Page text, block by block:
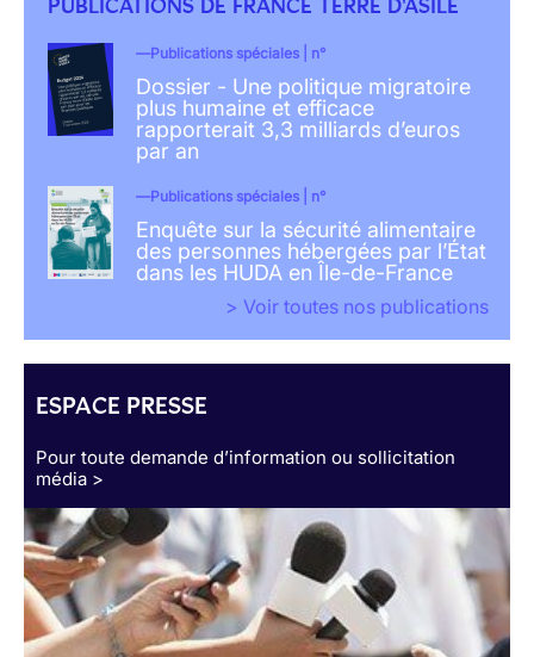
PUBLICATIONS DE FRANCE TERRE D'ASILE
Publications spéciales | n°
Dossier - Une politique migratoire
plus humaine et efficace
rapporterait 3,3 milliards d’euros
par an
Publications spéciales | n°
Enquête sur la sécurité alimentaire
des personnes hébergées par l’État
dans les HUDA en Île-de-France
> Voir toutes nos publications
ESPACE PRESSE
Pour toute demande d’information ou sollicitation
média >